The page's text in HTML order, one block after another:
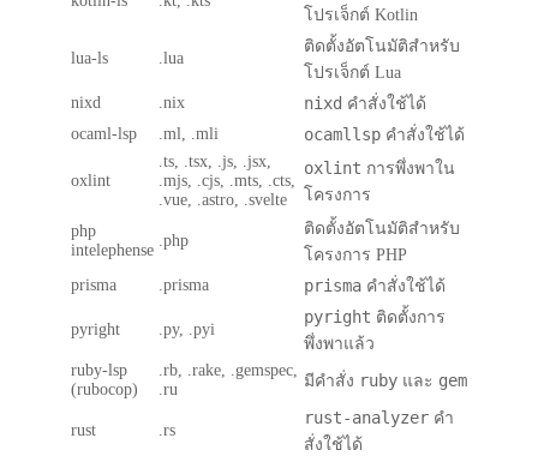
โปรเจ็กต์ Kotlin
lua-ls .lua
ติดตั้งอัตโนมัติสำหรับ
โปรเจ็กต์ Lua
nixd
.nix nixd คำสั่งใช้ได้
ocaml-lsp
.ml, .mli ocamllsp คำสั่งใช้ได้
oxlint
.ts, .tsx, .js, .jsx,
.mjs, .cjs, .mts, .cts,
.vue, .astro, .svelte
oxlint การพึ่งพาใน
โครงการ
php
intelephense
.php
ติดตั้งอัตโนมัติสำหรับ
โครงการ PHP
prisma
.prisma prisma คำสั่งใช้ได้
pyright .py, .pyi
pyright ติดตั้งการ
พึ่งพาแล้ว
ruby-lsp
(rubocop)
.rb, .rake, .gemspec,
.ru
มีคำสั่ง ruby และ gem
rust .rs
rust-analyzer คำ
สั่งใช้ได้